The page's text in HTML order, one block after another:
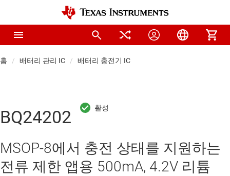
홈 배터리 관리 IC 배터리 충전기 IC
BQ24202
MSOP-8에서 충전 상태를 지원하는
전류 제한 앱용 500mA, 4.2V 리튬